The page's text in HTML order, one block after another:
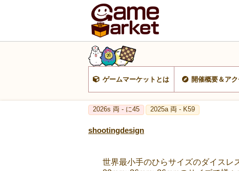
ゲームマーケットとは 開催概要＆ア
2026s 両 - に45 2025a 両 - K59
shootingdesign
世界最小手のひらサイズのダイス